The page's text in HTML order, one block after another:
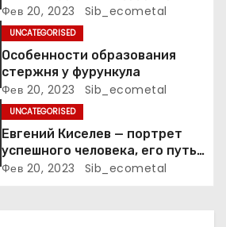
код по МКБ-10
Фев 20, 2023 Sib_ecometal
UNCATEGORISED
Особенности образования
стержня у фурункула
Фев 20, 2023 Sib_ecometal
UNCATEGORISED
Евгений Киселев — портрет
успешного человека, его путь
к славе и личное счастье
Фев 20, 2023 Sib_ecometal